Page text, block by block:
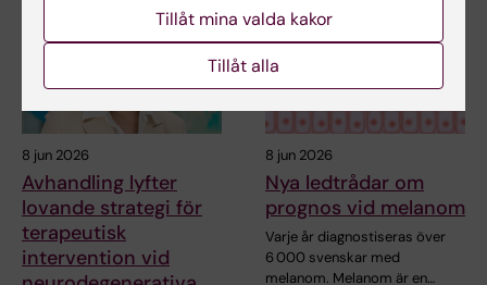
8 jun 2026
Avhandling lyfter
lovande strategi för
terapeutisk
intervention vid
8 jun 2026
Nya ledtrådar om
prognos vid melanom
Varje år diagnostiseras över
6 000 svenskar med
melanom. Melanom är en…
Tillåt mina valda kakor
Tillåt alla